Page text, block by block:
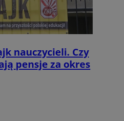
nauczycieli. Czy
pensje za okres